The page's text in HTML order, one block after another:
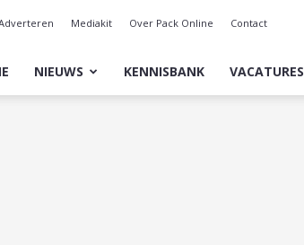
Mediakit Over Pack Online Contact
NIEUWS KENNISBANK VACATURES